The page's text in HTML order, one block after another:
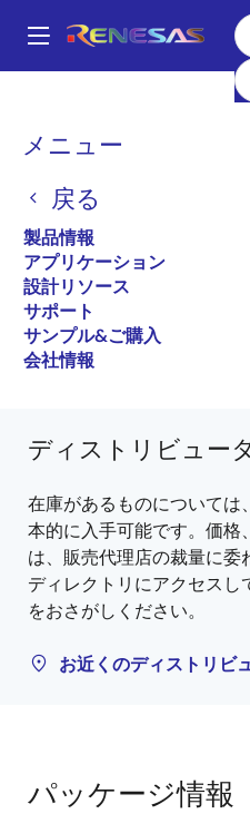
ン
メニュー
戻る
製品情報
アプリケーション
設計リソース
サポート
サンプル&ご購入
会社情報
パ
く
ず
最終購入とりまとめ品
システム制御用 32 ビッ
ロコントローラ（新規採
H8SX/1665グループ、
ドウェアマニュアル
H8SX/1665M に関する
ディストリビュー
在庫があるものについては
本的に入手可能です。価格
は、販売代理店の裁量に
ディレクトリにアクセス
をおさがしください。
お近くのディストリビ
パッケージ情報